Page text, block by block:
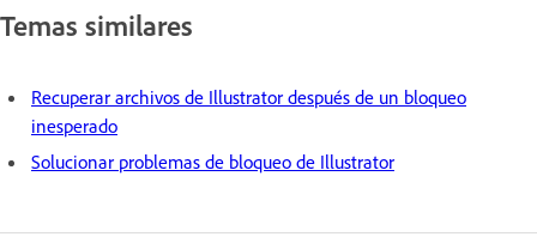
Temas similares
Recuperar archivos de Illustrator después de un bloqueo
inesperado
Solucionar problemas de bloqueo de Illustrator